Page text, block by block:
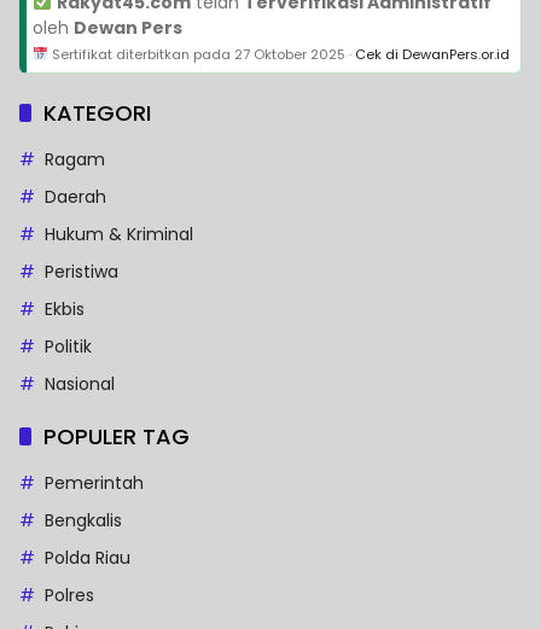
oleh Dewan Pers
Sertifikat diterbitkan pada 27 Oktober 2025 · Cek di DewanPers.or.id
KATEGORI
Ragam
Daerah
Hukum & Kriminal
Peristiwa
Ekbis
Politik
Nasional
POPULER TAG
Pemerintah
Bengkalis
Polda Riau
Polres